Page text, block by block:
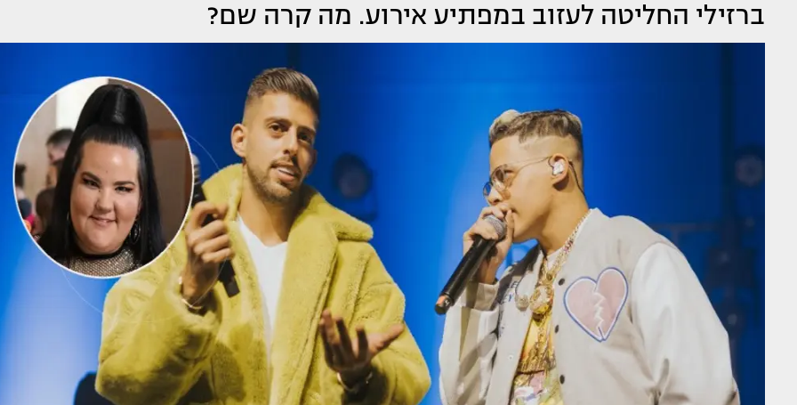
ברזילי החליטה לעזוב במפתיע אירוע. מה קרה שם?